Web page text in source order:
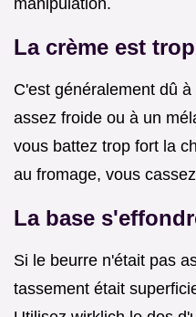
manipulation.
La crème est
C'est généralement dû
assez froide ou à un
vous battez trop fort la
au fromage, vous
La base
Si le beurre n'était pas
tassement était